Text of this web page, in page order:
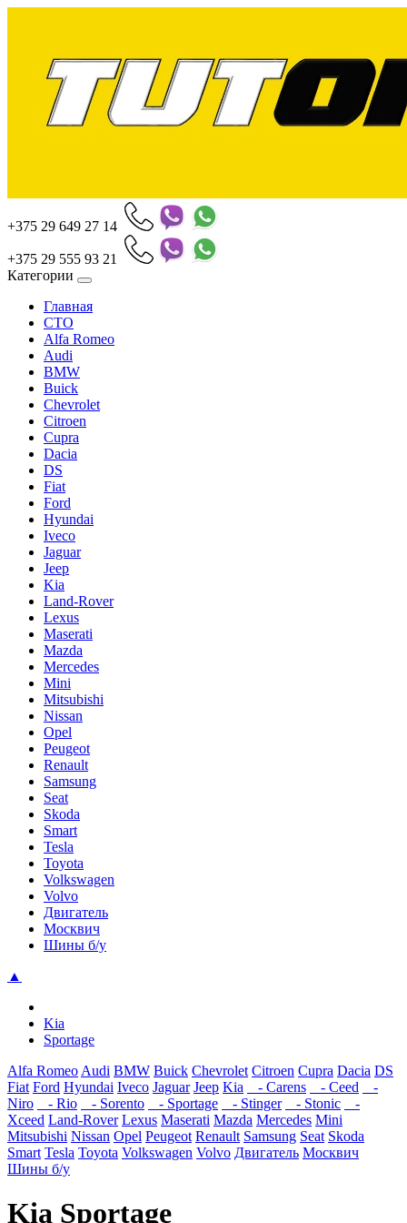
+375 29 649 27 14
+375 29 555 93 21
Категории
Главная
СТО
Alfa Romeo
Audi
BMW
Buick
Chevrolet
Citroen
Cupra
Dacia
DS
Fiat
Ford
Hyundai
Iveco
Jaguar
Jeep
Kia
Land-Rover
Lexus
Maserati
Mazda
Mercedes
Mini
Mitsubishi
Nissan
Opel
Peugeot
Renault
Samsung
Seat
Skoda
Smart
Tesla
Toyota
Volkswagen
Volvo
Двигатель
Москвич
Шины б/у
▲
Kia
Sportage
Alfa Romeo Audi BMW Buick Chevrolet Citroen Cupra Dacia DS
Fiat Ford Hyundai Iveco Jaguar Jeep Kia - Carens - Ceed
-
Niro
- Rio - Sorento - Sportage - Stinger - Stonic
-
Xceed Land-Rover Lexus Maserati Mazda Mercedes Mini
Mitsubishi Nissan Opel Peugeot Renault Samsung Seat Skoda
Smart Tesla Toyota Volkswagen Volvo Двигатель Москвич
Шины б/у
Kia Sportage